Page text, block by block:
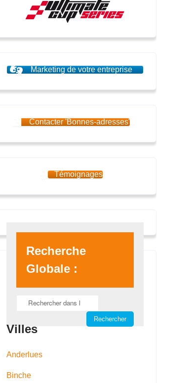
Marketing de votre entreprise
Contacter 'Bonnes-adresses'
Témoignages
Recherche
Globale :
Villes
Anderlues
Binche